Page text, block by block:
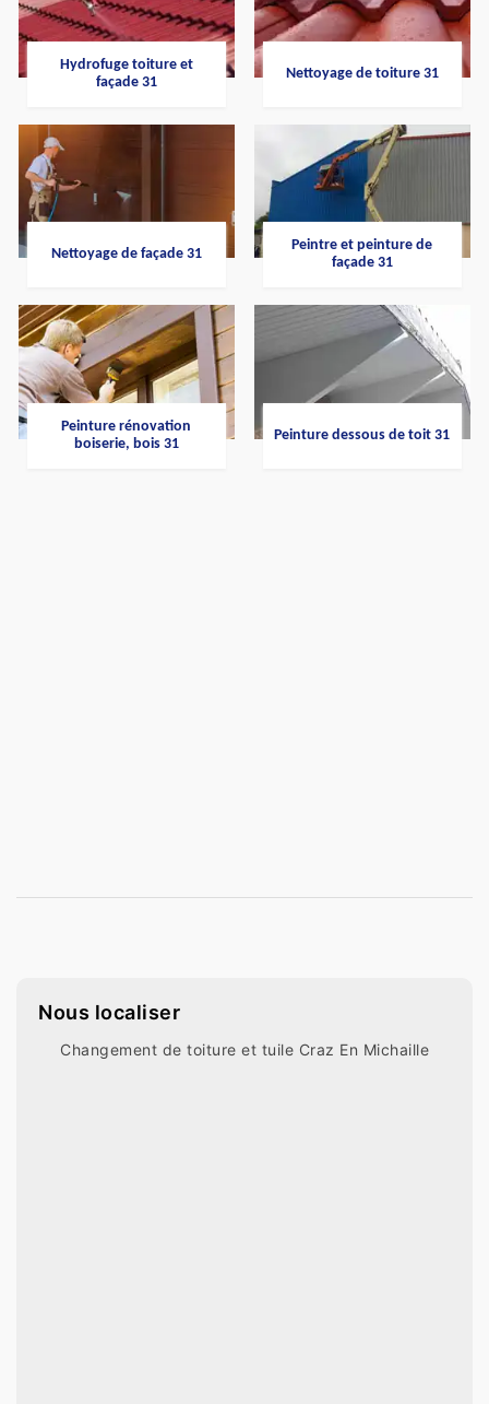
Hydrofuge toiture et
façade 31
Nettoyage de toiture 31
Nettoyage de façade 31
Peintre et peinture de
façade 31
Peinture rénovation
boiserie, bois 31
Peinture dessous de toit 31
Nous localiser
Changement de toiture et tuile Craz En Michaille